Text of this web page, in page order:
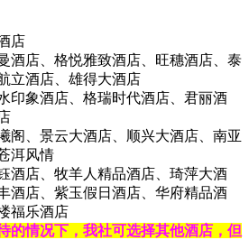
店
酒店、格悦雅致酒店、旺穗酒店、泰
立酒店、雄得大酒店
印象酒店、格瑞时代酒店、君丽酒
阁、景云大酒店、顺兴大酒店、南亚
洱风情
酒店、牧羊人精品酒店、琦萍大酒
酒店、紫玉假日酒店、华府精品酒
福乐酒店
的情况下，我社可选择其他酒店，但